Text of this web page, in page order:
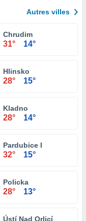
Autres villes
Chrudim
31° 14°
Hlinsko
28° 15°
Kladno
28° 14°
Pardubice I
32° 15°
Policka
28° 13°
Ústí Nad Orlicí